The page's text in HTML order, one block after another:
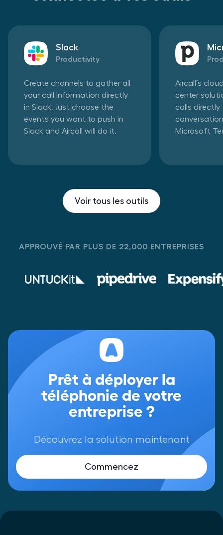
Slack
Productivity
Create channels to gather all
your call information directly
in Slack. Just choose the
events you want to push in
Slack and Aircall will do it.
Aircall’s
center
calls
Microsoft
Voir tous les outils
APPROUVÉ PAR PLUS DE 22,000 ENTREPRISES
Prêt à déployer la
téléphonie de votre
entreprise ?
Découvrez la solution maintenant
Commencez